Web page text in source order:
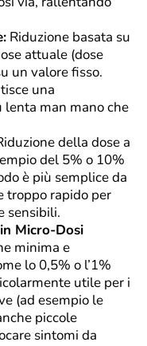
Riduzione basata su
attuale (dose
un valore fisso.
una
man mano che
della dose a
del 5% o 10%
è più semplice da
troppo rapido per
sensibili.
Micro-Dosi
minima e
lo 0,5% o l’1%
utile per i
(ad esempio le
piccole
sintomi da